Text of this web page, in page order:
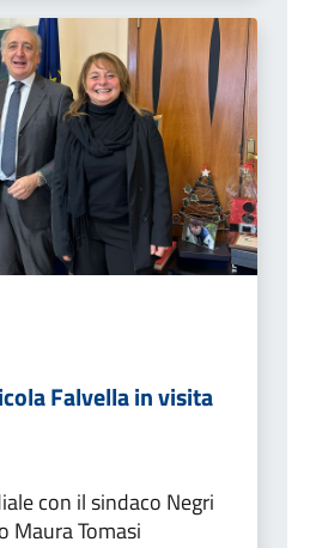
Falvella in visita
con il sindaco Negri
Maura Tomasi